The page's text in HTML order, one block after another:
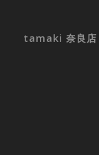
tamaki 奈良店